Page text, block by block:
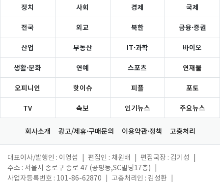
정치 사회 경제 국제
전국 외교 북한 금융·증권
산업 부동산 IT·과학 바이오
생활·문화 연예 스포츠 연재물
오피니언 핫이슈 피플 포토
TV 속보 인기뉴스 주요뉴스
회사소개 광고/제휴·구매문의 이용약관·정책 고충처리
대표이사/발행인 : 이영섭 편집인 : 채원배 편집국장 : 김기성
주소 : 서울시 종로구 종로 47 (공평동,SC빌딩17층)
사업자등록번호 : 101-86-62870
고충처리인 : 김성환